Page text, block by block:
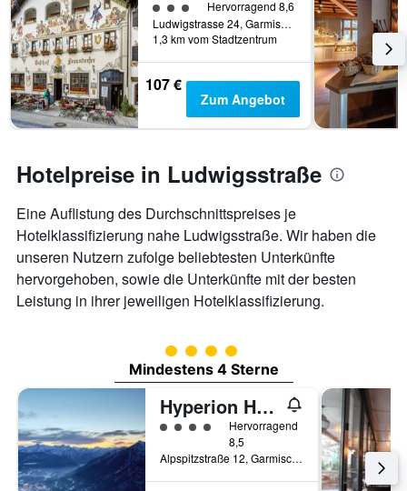
Bewertungskategorie 3
Hervorragend 8,6
Ludwigstrasse 24, Garmisch-Partenkirchen, Bayern, Deutschland
1,3 km vom Stadtzentrum
107 €
Zum Angebot
Hotelpreise in Ludwigsstraße
Eine Auflistung des Durchschnittspreises je
Hotelklassifizierung nahe Ludwigsstraße. Wir haben die
unseren Nutzern zufolge beliebtesten Unterkünfte
hervorgehoben, sowie die Unterkünfte mit der besten
Leistung in ihrer jeweiligen Hotelklassifizierung.
Bewertungskategorie 4
Mindestens 4 Sterne
Hyperion Hotel Garmisch-Partenkirchen
Bewertungskategorie 4
Hervorragend
8,5
Alpspitzstraße 12, Garmisch-Partenkirchen, Bayern, Deutschland